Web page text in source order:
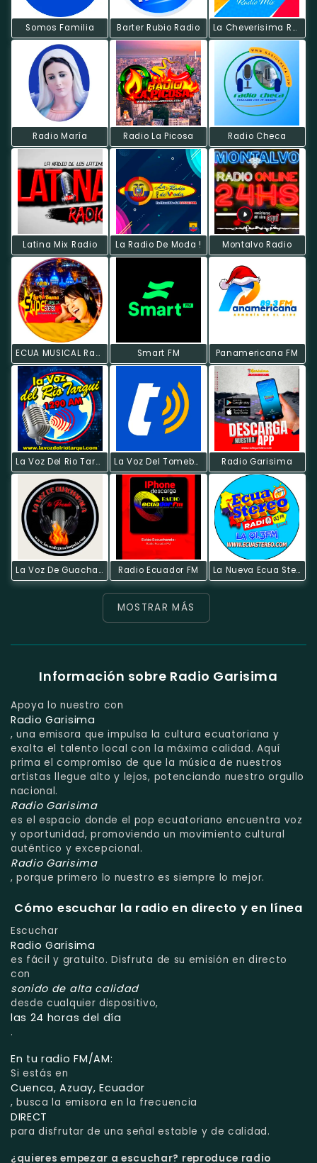
Somos Familia Barter Rubio Radio La Cheverisima Radio Mix.
Radio María Radio La Picosa Radio Checa
Latina Mix Radio La Radio De Moda ! Montalvo Radio
ECUA MUSICAL Radio Smart FM Panamericana FM
La Voz Del Rio Tarqui La Voz Del Tomebamba Radio Garisima
La Voz De Guachapala Radio Ecuador FM La Nueva Ecua Stereo
MOSTRAR MÁS
Información sobre Radio Garisima
Apoya lo nuestro con
Radio Garisima
, una emisora que impulsa la cultura ecuatoriana y
exalta el talento local con la máxima calidad. Aquí
prima el compromiso de que la música de nuestros
artistas llegue alto y lejos, potenciando nuestro orgullo
nacional.
Radio Garisima
es el espacio donde el pop ecuatoriano encuentra voz
y oportunidad, promoviendo un movimiento cultural
auténtico y excepcional.
Radio Garisima
, porque primero lo nuestro es siempre lo mejor.
Cómo escuchar la radio en directo y en línea
Escuchar
Radio Garisima
es fácil y gratuito. Disfruta de su emisión en directo
con
sonido de alta calidad
desde cualquier dispositivo,
las 24 horas del día
.
En tu radio FM/AM:
Si estás en
Cuenca, Azuay, Ecuador
, busca la emisora en la frecuencia
DIRECT
para disfrutar de una señal estable y de calidad.
¿quieres empezar a escuchar? reproduce radio